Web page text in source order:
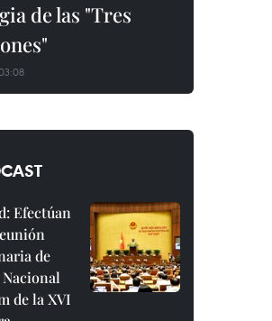
de las "Tres
Efectúan
de
Nacional
de la XVI